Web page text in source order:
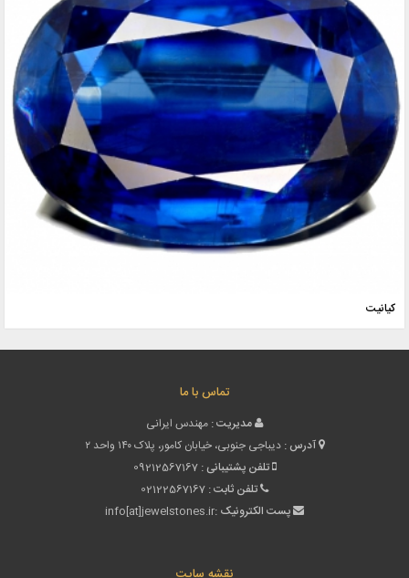
کیانیت
تماس با ما
مدیریت : مهندس ایرانی
آدرس : دیباجی جنوبی، خیابان کامور، پلاک ۱۴۰ واحد ۲
تلفن پشتیبانی : 09212567167
تلفن ثابت : 02122567167
پست الکترونیک :info[at]jewelstones.ir